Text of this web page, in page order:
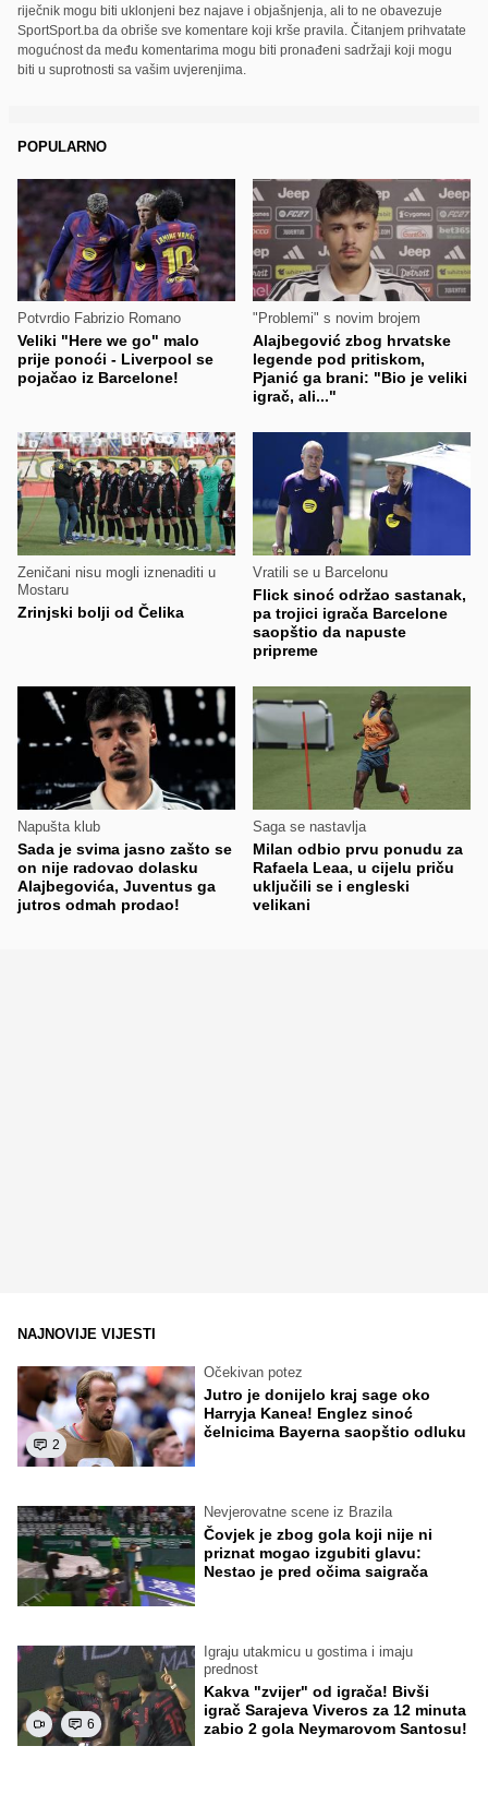
riječnik mogu biti uklonjeni bez najave i objašnjenja, ali to ne obavezuje
SportSport.ba da obriše sve komentare koji krše pravila. Čitanjem prihvatate
mogućnost da među komentarima mogu biti pronađeni sadržaji koji mogu
biti u suprotnosti sa vašim uvjerenjima.
POPULARNO
Potvrdio Fabrizio Romano
Veliki "Here we go" malo
prije ponoći - Liverpool se
pojačao iz Barcelone!
"Problemi" s novim brojem
Alajbegović zbog hrvatske
legende pod pritiskom,
Pjanić ga brani: "Bio je veliki
igrač, ali..."
Zeničani nisu mogli iznenaditi u
Mostaru
Zrinjski bolji od Čelika
Vratili se u Barcelonu
Flick sinoć održao sastanak,
pa trojici igrača Barcelone
saopštio da napuste
pripreme
Napušta klub
Sada je svima jasno zašto se
on nije radovao dolasku
Alajbegovića, Juventus ga
jutros odmah prodao!
Saga se nastavlja
Milan odbio prvu ponudu za
Rafaela Leaa, u cijelu priču
uključili se i engleski
velikani
NAJNOVIJE VIJESTI
2
Očekivan potez
Jutro je donijelo kraj sage oko
Harryja Kanea! Englez sinoć
čelnicima Bayerna saopštio odluku
Nevjerovatne scene iz Brazila
Čovjek je zbog gola koji nije ni
priznat mogao izgubiti glavu:
Nestao je pred očima saigrača
6
Igraju utakmicu u gostima i imaju
prednost
Kakva "zvijer" od igrača! Bivši
igrač Sarajeva Viveros za 12 minuta
zabio 2 gola Neymarovom Santosu!